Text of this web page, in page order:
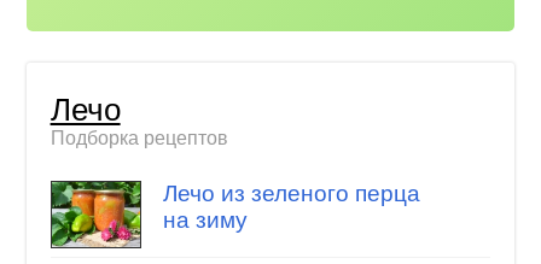
Лечо
Подборка рецептов
Лечо из зеленого перца
на зиму